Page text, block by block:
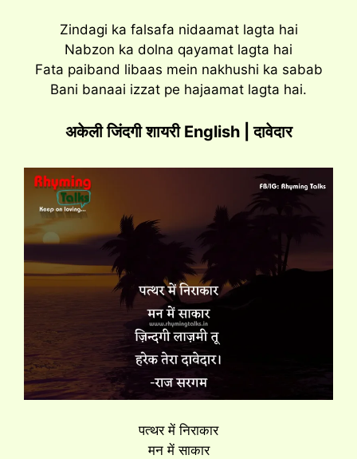
Zindagi ka falsafa nidaamat lagta hai
Nabzon ka dolna qayamat lagta hai
Fata paiband libaas mein nakhushi ka sabab
Bani banaai izzat pe hajaamat lagta hai.
अकेली जिंदगी शायरी English | दावेदार
पत्थर में निराकार
मन में साकार